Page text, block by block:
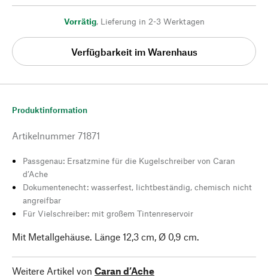
Vorrätig, Lieferung in 2-3 Werktagen
Verfügbarkeit im Warenhaus
Produktinformation
Artikelnummer 71871
Passgenau: Ersatzmine für die Kugelschreiber von Caran
d’Ache
Dokumentenecht: wasserfest, lichtbeständig, chemisch nicht
angreifbar
Für Vielschreiber: mit großem Tintenreservoir
Mit Metallgehäuse. Länge 12,3 cm, Ø 0,9 cm.
Weitere Artikel von Caran d’Ache